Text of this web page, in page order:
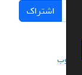
اشتراک
سیناوب